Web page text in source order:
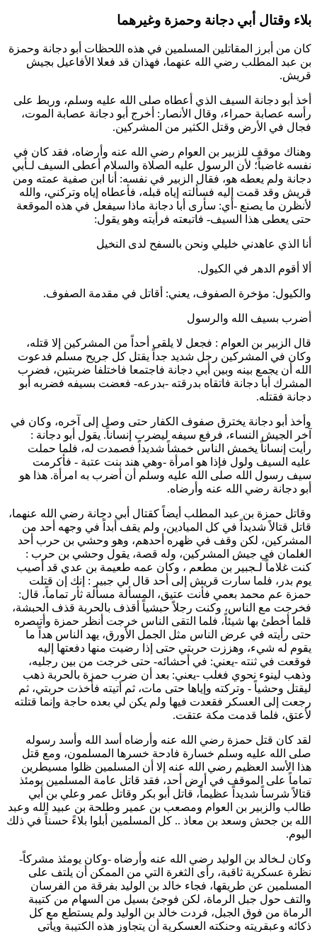
بلاء وقتال أبي دجانة وحمزة وغيرهما
كان من أبرز المقاتلين المسلمين في هذه اللحظات أبو دجانة وحمزة
بن عبد المطلب رضي الله عنهما، فهذان قد فعلا الأفاعيل بجيش
قريش.
أخذ أبو دجانة السيف الذي أعطاه صلى الله عليه وسلم، وربط على
رأسه عصابة حمراء، وقال الأنصار: أخرج أبو دجانة عصابة الموت،
فجال في الأرض وقتل الكثير من المشركين.
وهناك موقف للزبير بن العوام رضي الله عنه وأرضاه، فقد كان في
نفسه غاضباً؛ لأن الرسول عليه الصلاة والسلام أعطى السيف لـأبي
دجانة ولم يعطه هو، فقال الزبير في نفسه: أنا ابن صفية عمته ومن
قريش وقد قمت إليه فسألته إياه قبله، فأعطاه إياه وتركني، والله
لأنظرن ما يصنع -أي: سأرى أبا دجانة ماذا سيفعل في هذه الموقعة
حتى يعطى هذا السيف- فاتبعته فرأيته وهو يقول:
أنا الذي عاهدني خليلي ونحن بالسفح لدى النخيل
ألا أقوم الدهر في الكيول.
والكيول: مؤخرة الصفوف، يعني: أقاتل في مقدمة الصفوف.
أضرب بسيف الله والرسول
قال الزبير بن العوام : فجعل لا يلقى أحداً من المشركين إلا قتله،
وكان في المشركين رجل شديد جداً يقتل كل جريح مسلم فدعوت
الله أن يجمع بينه وبين أبي دجانة فاجتمعا فاختلفا ضربتين، فضرب
المشرك أبا دجانة فاتقاه بدرقته -بدرعه- فعضت بسيفه فضربه أبو
دجانة فقتله.
وأخذ أبو دجانة يخترق صفوف الكفار حتى وصل إلى آخره، وكان في
آخر الجيش النساء، فرفع سيفه ليضرب إنساناً. يقول أبو دجانة :
رأيت إنساناً يخمش الناس خمشاً شديداً فصمدت له، فلما حملت
عليه السيف ولول فإذا هو امرأة -وهي هند بنت عتبة - فأكرمت
سيف رسول الله صلى الله عليه وسلم أن أضرب به امرأة. هذا هو
أبو دجانة رضي الله عنه وأرضاه.
وقاتل حمزة بن عبد المطلب أيضاً كقتال أبي دجانة رضي الله عنهما،
قاتل قتالاً شديداً في كل الميادين، ولم يقف أبداً في وجهه أحد من
المشركين، لكن وقف في ظهره أحدهم، وهو وحشي بن حرب أحد
الغلمان في جيش المشركين، وله قصة، يقول وحشي بن حرب :
كنت غلاماً لـجبير بن مطعم ، وكان عمه طعيمة بن عدي قد أصيب
يوم بدر، فلما سارت قريش إلى أحد قال لي جبير : إنك إن قتلت
حمزة عم محمد بعمي فأنت عتيق، المسألة مسألة ثأر تماماً، قال:
فخرجت مع الناس، وكنت رجلاً حبشياً أقذف بالحربة قذف الحبشة،
قلما أخطئ بها شيئاً، فلما التقى الناس خرجت أنظر حمزة وأتبصره
حتى رأيته في عرض الناس مثل الجمل الأورق، يهد الناس هداً ما
يقوم له شيء، وهززت حربتي حتى إذا رضيت منها دفعتها إليه
فوقعت في ثنته -يعني: في أحشائه- حتى خرجت من بين رجليه،
وذهب لينوء نحوي فغلب -يعني: بعد أن ضرب حمزة بالحربة ذهب
ليقتل وحشياً - وتركته وإياها حتى مات، ثم أتيته فأخذت حربتي، ثم
رجعت إلى العسكر فقعدت فيها ولم يكن لي بعده حاجة وإنما قتلته
لأعتق، فلما قدمت مكة عتقت.
لقد كان قتل حمزة رضي الله عنه وأرضاه أسد الله وأسد رسوله
صلى الله عليه وسلم خسارة فادحة خسرها المسلمون، ومع قتل
هذا الأسد العظيم رضي الله عنه إلا أن المسلمين ظلوا مسيطرين
تماماً على الموقف في أرض أحد، فقد قاتل عامة المسلمين يومئذ
قتالاً شرساً شديداً عظيماً، قاتل أبو بكر وقاتل عمر وعلي بن أبي
طالب و الزبير بن العوام ومصعب بن عمير وطلحة بن عبيد الله وعبد
الله بن جحش وسعد بن معاذ .. كل المسلمين أبلوا بلاءً حسناً في ذلك
اليوم.
وكان لـخالد بن الوليد رضي الله عنه وأرضاه -وكان يومئذ مشركاً-
نظرة عسكرية ثاقبة، رأى الثغرة التي من الممكن أن يلتف على
المسلمين عن طريقها، فجاء خالد بن الوليد بفرقة من الفرسان
والتف حول جبل الرماة، لكن فوجئ بسيل من السهام من كتيبة
الرماة من فوق الجبل، فردت خالد بن الوليد ولم يستطع مع كل
ذكائه وعبقريته وحنكته العسكرية أن يتجاوز هذه الكتيبة ويأتي